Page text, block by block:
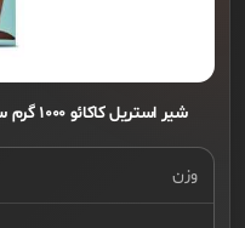
شیر استریل کاکائو ۱۰۰۰ گرم سحر سان
وزن